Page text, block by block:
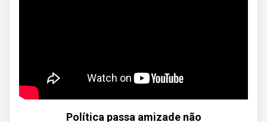
Política passa amizade não